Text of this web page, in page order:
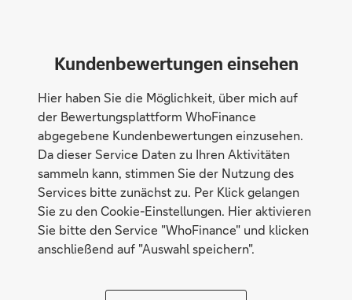
Kundenbewertungen einsehen
Hier haben Sie die Möglichkeit, über mich auf
der Bewertungsplattform WhoFinance
abgegebene Kundenbewertungen einzusehen.
Da dieser Service Daten zu Ihren Aktivitäten
sammeln kann, stimmen Sie der Nutzung des
Services bitte zunächst zu. Per Klick gelangen
Sie zu den Cookie-Einstellungen. Hier aktivieren
Sie bitte den Service "WhoFinance" und klicken
anschließend auf "Auswahl speichern".